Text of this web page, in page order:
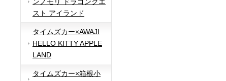
ンノモリ ドラゴンクエ
スト アイランド
タイムズカー×AWAJI
HELLO KITTY APPLE
LAND
タイムズカー×箱根小